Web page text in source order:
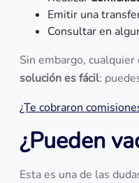
Emitir una
Consultar en
Sin embargo,
solución es fácil:
¿Te cobraron
¿Pueden
Esta es una de las